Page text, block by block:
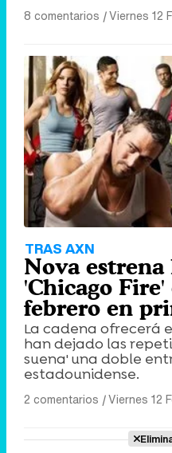
8 comentarios |Viernes 12
TRAS AXN
Nova estrena
'Chicago Fire'
febrero en
La cadena ofrecerá
han dejado las
suena' una doble
estadounidense.
2 comentarios |Viernes 12